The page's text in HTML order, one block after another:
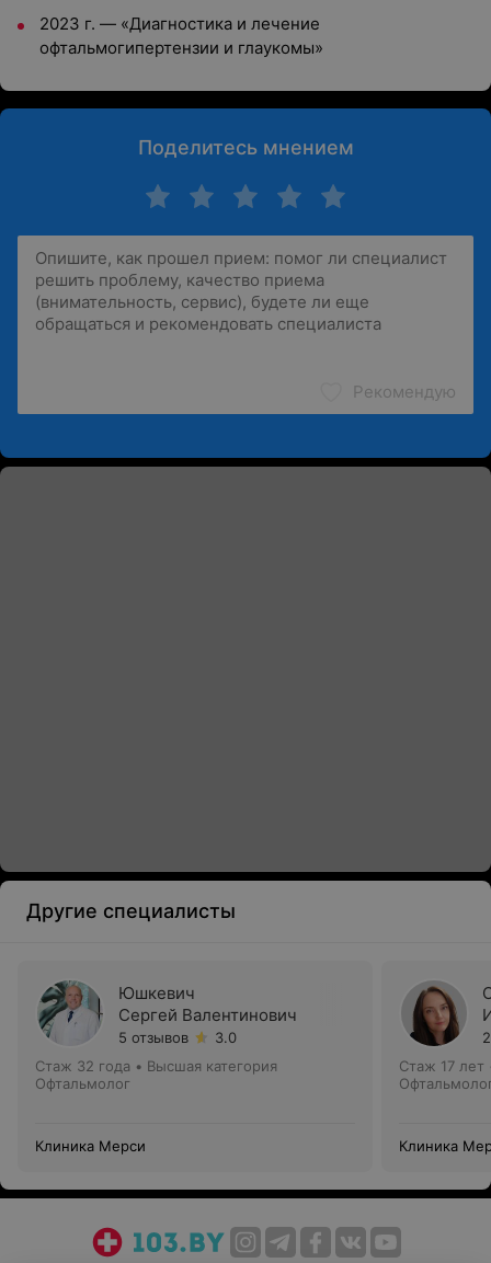
2023 г. — «Диагностика и лечение
офтальмогипертензии и глаукомы»
Поделитесь мнением
Рекомендую
Другие специалисты
Юшкевич
Сергей Валентинович
5 отзывов
3.0
Стаж 32 года • Высшая категория
Офтальмолог
Клиника Мерси
Стаж 17 лет
Клиника